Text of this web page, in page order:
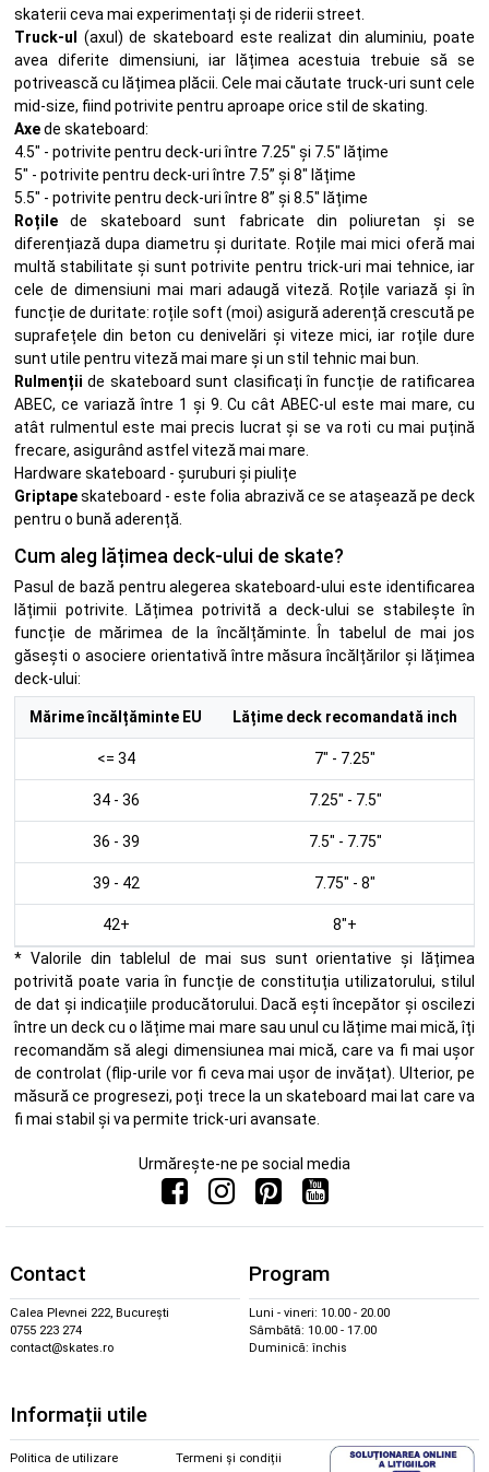
skaterii ceva mai experimentați și de riderii street.
Truck-ul
(axul) de skateboard este realizat din aluminiu, poate
avea diferite dimensiuni, iar lățimea acestuia trebuie să se
potrivească cu lățimea plăcii. Cele mai căutate truck-uri sunt cele
mid-size, fiind potrivite pentru aproape orice stil de skating.
Axede skateboard:
4.5" - potrivite pentru deck-uri între 7.25" și 7.5" lățime
5" - potrivite pentru deck-uri între 7.5” și 8" lățime
5.5" - potrivite pentru deck-uri între 8” și 8.5" lățime
Roțile de skateboard sunt fabricate din poliuretan și se
diferențiază dupa diametru și duritate. Roțile mai mici oferă mai
multă stabilitate și sunt potrivite pentru trick-uri mai tehnice, iar
cele de dimensiuni mai mari adaugă viteză. Roțile variază și în
funcție de duritate: roțile soft (moi) asigură aderență crescută pe
suprafețele din beton cu denivelări și viteze mici, iar roțile dure
sunt utile pentru viteză mai mare și un stil tehnic mai bun.
Rulmenții de skateboard sunt clasificați în funcție de ratificarea
ABEC, ce variază între 1 și 9. Cu cât ABEC-ul este mai mare, cu
atât rulmentul este mai precis lucrat și se va roti cu mai puțină
frecare, asigurând astfel viteză mai mare.
Hardware skateboard - șuruburi și piulițe
Griptapeskateboard - este folia abrazivă ce se atașează pe deck
pentru o bună aderență.
Cum aleg lățimea deck-ului de skate?
Pasul de bază pentru alegerea skateboard-ului este identificarea
lățimii potrivite. Lățimea potrivită a deck-ului se stabilește în
funcție de mărimea de la încălțăminte. În tabelul de mai jos
găsești o asociere orientativă între măsura încălțărilor și lățimea
deck-ului:
Mărime încălțăminte EU Lățime deck recomandată inch
<= 34 7" - 7.25"
34 - 36 7.25" - 7.5"
36 - 39 7.5" - 7.75"
39 - 42 7.75" - 8"
42+
8"+
* Valorile din tablelul de mai sus sunt orientative și lățimea
potrivită poate varia în funcție de constituția utilizatorului, stilul
de dat și indicațiile producătorului. Dacă ești începător și oscilezi
între un deck cu o lățime mai mare sau unul cu lățime mai mică, îți
recomandăm să alegi dimensiunea mai mică, care va fi mai ușor
de controlat (flip-urile vor fi ceva mai ușor de invățat). Ulterior, pe
măsură ce progresezi, poți trece la un skateboard mai lat care va
fi mai stabil și va permite trick-uri avansate.
Urmărește-ne pe social media
Contact
Calea Plevnei 222, București
0755 223 274
contact@skates.ro
Program
Luni - vineri: 10.00 - 20.00
Sâmbătă: 10.00 - 17.00
Duminică: închis
Informații utile
Politica de utilizare
Termeni și condiții